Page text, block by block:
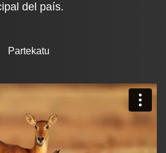
del país.
Partekatu